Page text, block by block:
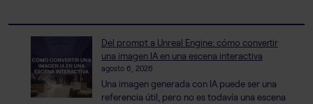
Del prompt a Unreal Engine: cómo convertir
una imagen IA en una escena interactiva
agosto 6, 2026
Una imagen generada con IA puede ser una
referencia útil, pero no es todavía una escena